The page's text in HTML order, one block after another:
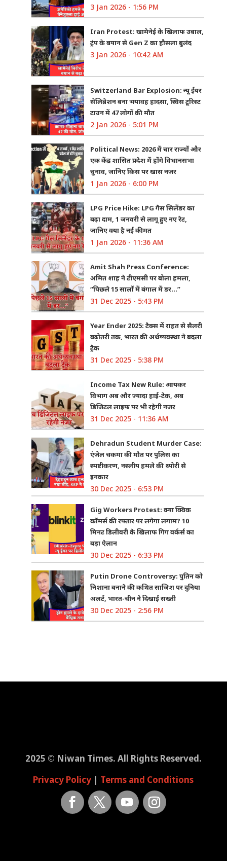
3 Jan 2026 - 1:56 PM
Iran Protest: खामेनेई के खिलाफ उबाल,
ट्रंप के बयान से Gen Z का हौसला बुलंद
3 Jan 2026 - 10:42 AM
Switzerland Bar Explosion: न्यू ईयर
सेलिब्रेशन बना भयावह हादसा, स्विस टूरिस्ट
टाउन में 47 लोगों की मौत
2 Jan 2026 - 5:01 PM
Political News: 2026 में चार राज्यों और
एक केंद्र शासित प्रदेश में होंगे विधानसभा
चुनाव, जानिए किस पर खास नजर
1 Jan 2026 - 6:00 PM
LPG Price Hike: LPG गैस सिलेंडर का
बढ़ा दाम, 1 जनवरी से लागू हुए नए रेट,
जानिए क्या है नई कीमत
1 Jan 2026 - 11:36 AM
Amit Shah Press Conference:
अमित शाह ने टीएमसी पर बोला हमला,
“पिछले 15 सालों में बंगाल में डर…”
31 Dec 2025 - 5:43 PM
Year Ender 2025: टैक्स में राहत से सैलरी
बढ़ोतरी तक, भारत की अर्थव्यवस्था ने बदला
ट्रैक
31 Dec 2025 - 5:38 PM
Income Tax New Rule: आयकर
विभाग अब और ज्यादा हाई-टेक, अब
डिजिटल लाइफ पर भी रहेगी नजर
31 Dec 2025 - 11:36 AM
Dehradun Student Murder Case:
एंजेल चकमा की मौत पर पुलिस का
स्पष्टीकरण, नस्लीय हमले की थ्योरी से
इनकार
30 Dec 2025 - 6:53 PM
Gig Workers Protest: क्या क्विक
कॉमर्स की रफ्तार पर लगेगा लगाम? 10
मिनट डिलीवरी के खिलाफ गिग वर्कर्स का
बड़ा ऐलान
30 Dec 2025 - 6:33 PM
Putin Drone Controversy: पुतिन को
निशाना बनाने की कथित साजिश पर दुनिया
अलर्ट, भारत-चीन ने दिखाई सख्ती
30 Dec 2025 - 2:56 PM
2025 © Niwan Times. All Rights Reserved.
Privacy Policy | Terms and Conditions